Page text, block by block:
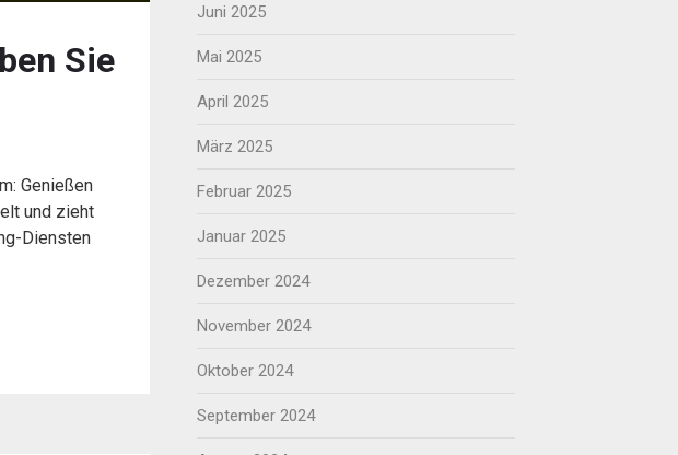
Sie
Genießen
und zieht
Diensten
Juni 2025
Mai 2025
April 2025
März 2025
Februar 2025
Januar 2025
Dezember 2024
November 2024
Oktober 2024
September 2024